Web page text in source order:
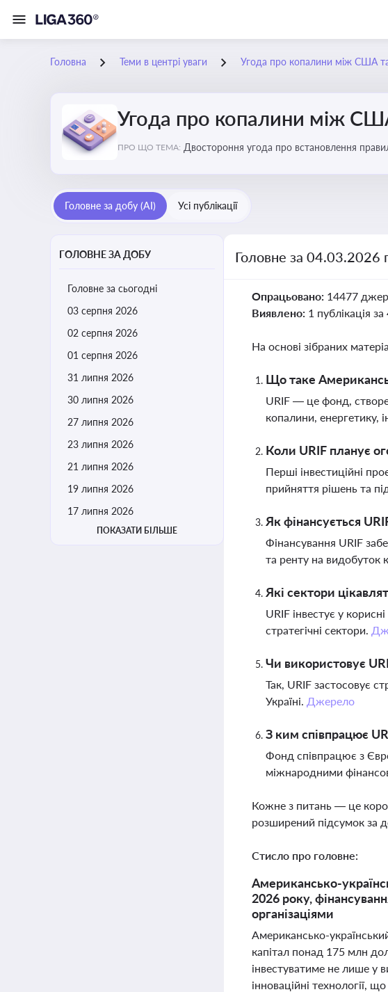
Головна Теми в центрі уваги Угода про копалини між США
Угода про копалини між
ПРО ЩО ТЕМА: Двостороння угода про встановлення
Головне за добу (AI) Усі публікації
ГОЛОВНЕ ЗА ДОБУ
Головне за сьогодні
03 серпня 2026
02 серпня 2026
01 серпня 2026
31 липня 2026
30 липня 2026
27 липня 2026
23 липня 2026
21 липня 2026
19 липня 2026
17 липня 2026
ПОКАЗАТИ БІЛЬШЕ
Головне за 04.03.2026
Опрацьовано: 14477
Виявлено: 1 публікація
На основі зібраних
Що таке
URIF — це фонд,
копалини, енергетику,
Коли URIF планує
Перші інвестиційні
прийняття рішень та
Як фінансується
Фінансування URIF
та ренту на видобуток
Які сектори
URIF інвестує у
стратегічні сектори.
Чи використовує
Так, URIF застосовує
Україні. Джерело
З ким співпрацює
Фонд співпрацює з
міжнародними
Кожне з питань — це
розширений підсумок за
Стисло про головне:
Американсько-
2026 року,
організаціями
Американсько-
капітал понад 175 млн
інвестуватиме не лише у
інноваційні технології,